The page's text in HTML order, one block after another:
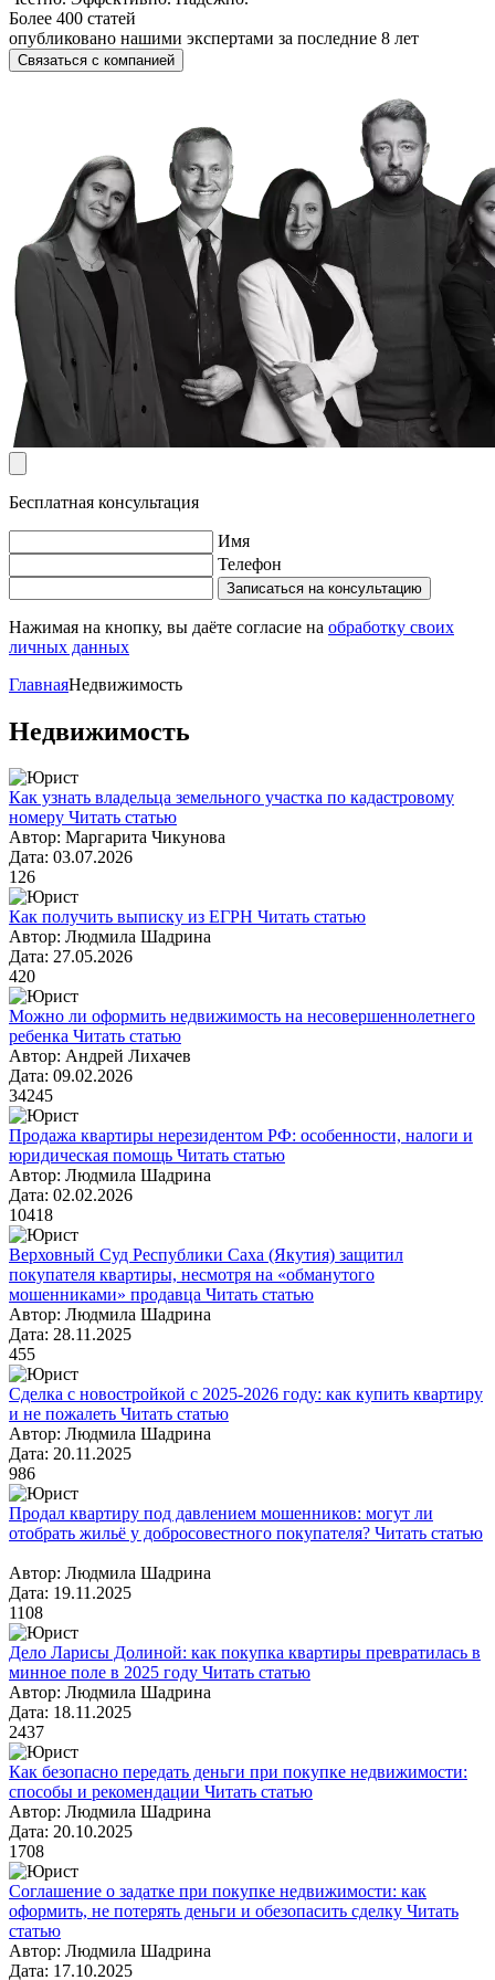
Более 400 статей
опубликовано нашими экспертами за последние 8 лет
Связаться с компанией
Бесплатная консультация
Имя
Телефон
Записаться на консультацию
Нажимая на кнопку, вы даёте согласие на обработку своих
личных данных
ГлавнаяНедвижимость
Недвижимость
Как узнать владельца земельного участка по кадастровому
номеру Читать статью
Автор: Маргарита Чикунова
Дата: 03.07.2026
126
Как получить выписку из ЕГРН Читать статью
Автор: Людмила Шадрина
Дата: 27.05.2026
420
Можно ли оформить недвижимость на несовершеннолетнего
ребенка Читать статью
Автор: Андрей Лихачев
Дата: 09.02.2026
34245
Продажа квартиры нерезидентом РФ: особенности, налоги и
юридическая помощь Читать статью
Автор: Людмила Шадрина
Дата: 02.02.2026
10418
Верховный Суд Республики Саха (Якутия) защитил
покупателя квартиры, несмотря на «обманутого
мошенниками» продавца Читать статью
Автор: Людмила Шадрина
Дата: 28.11.2025
455
Сделка с новостройкой с 2025-2026 году: как купить квартиру
и не пожалеть Читать статью
Автор: Людмила Шадрина
Дата: 20.11.2025
986
Продал квартиру под давлением мошенников: могут ли
отобрать жильё у добросовестного покупателя? Читать статью
Автор: Людмила Шадрина
Дата: 19.11.2025
1108
Дело Ларисы Долиной: как покупка квартиры превратилась в
минное поле в 2025 году Читать статью
Автор: Людмила Шадрина
Дата: 18.11.2025
2437
Как безопасно передать деньги при покупке недвижимости:
способы и рекомендации Читать статью
Автор: Людмила Шадрина
Дата: 20.10.2025
1708
Соглашение о задатке при покупке недвижимости: как
оформить, не потерять деньги и обезопасить сделку Читать
статью
Автор: Людмила Шадрина
Дата: 17.10.2025